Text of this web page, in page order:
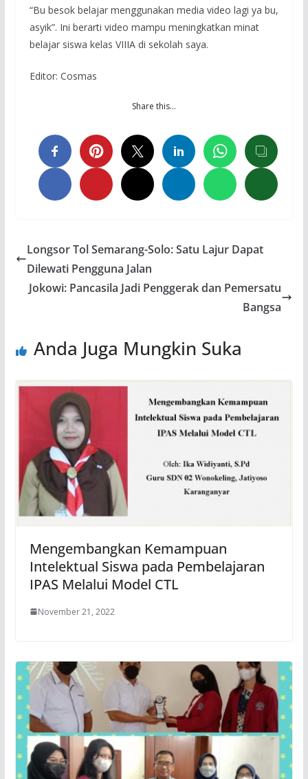
“Bu besok belajar menggunakan media video lagi ya bu,
asyik”. Ini berarti video mampu meningkatkan minat
belajar siswa kelas VIIIA di sekolah saya.
Editor: Cosmas
Share this…
Longsor Tol Semarang-Solo: Satu Lajur Dapat
Dilewati Pengguna Jalan
Jokowi: Pancasila Jadi Penggerak dan Pemersatu
Bangsa
Anda Juga Mungkin Suka
Mengembangkan Kemampuan
Intelektual Siswa pada Pembelajaran
IPAS Melalui Model CTL
November 21, 2022